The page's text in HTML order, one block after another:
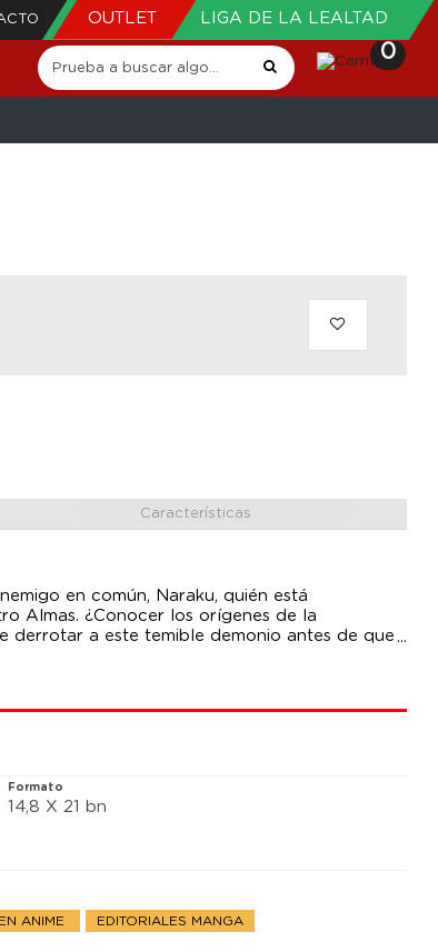
OUTLET LIGA DE LA LEALTAD
0
Características
en común, Naraku, quién está
Almas. ¿Conocer los orígenes de la
derrotar a este temible demonio antes de que
Formato
14,8 X 21 bn
ANIME EDITORIALES MANGA